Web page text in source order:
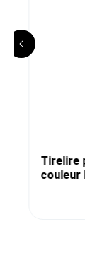
Tirelire
couleur